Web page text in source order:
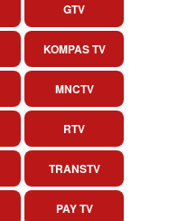
GTV
KOMPAS TV
MNCTV
RTV
TRANSTV
PAY TV